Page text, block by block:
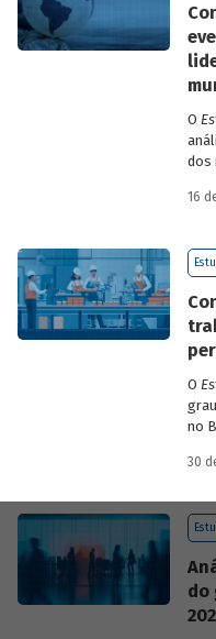
O
dos
dos
16
O
no
30
do